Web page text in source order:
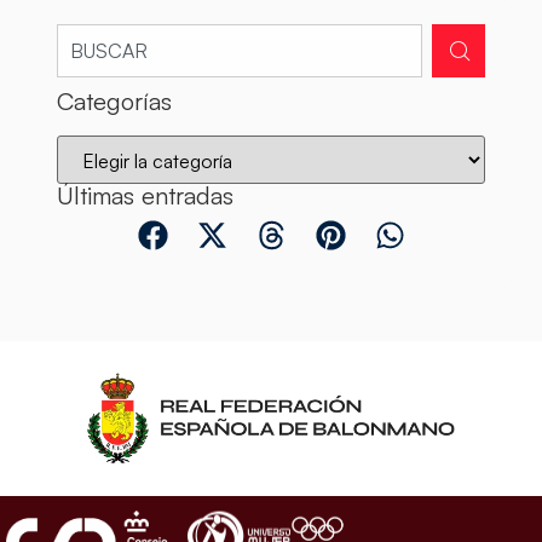
Categorías
Últimas entradas